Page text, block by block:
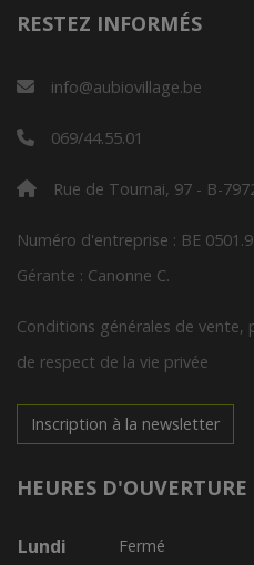
RESTEZ INFORMÉS
info@aubiovillage.be
069/44.55.01
Rue de Tournai, 97 - B-
Numéro d'entreprise : BE
Gérante : Canonne C.
Conditions générales de
de respect de la vie privée
Inscription à la newsletter
HEURES D'OUVERTURE
Lundi Fermé